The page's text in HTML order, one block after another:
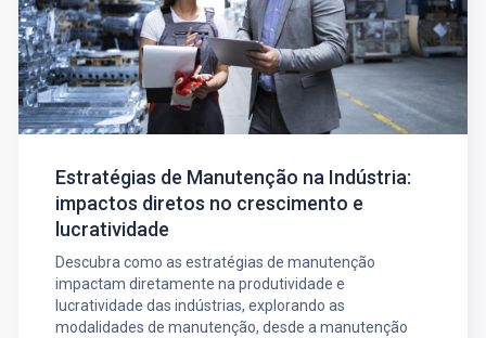
Estratégias de Manutenção na Indústria:
impactos diretos no crescimento e
lucratividade
Descubra como as estratégias de manutenção
impactam diretamente na produtividade e
lucratividade das indústrias, explorando as
modalidades de manutenção, desde a manutenção